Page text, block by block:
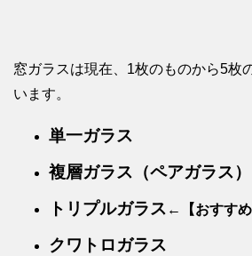
窓ガラスは現在、1枚のものから5枚
います。
単一ガラス
複層ガラス（ペアガラス）
トリプルガラス ←【おすすめ
クワトロガラス